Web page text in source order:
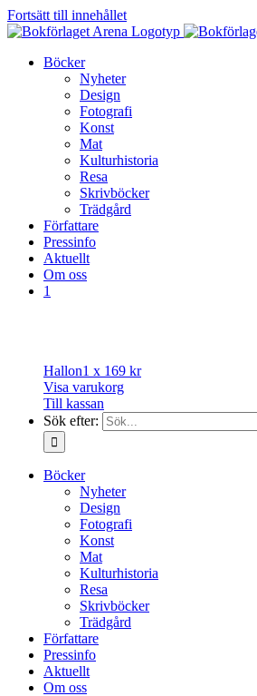
Fortsätt till innehållet
Böcker
Nyheter
Design
Fotografi
Konst
Mat
Kulturhistoria
Resa
Skrivböcker
Trädgård
Författare
Pressinfo
Aktuellt
Om oss
1
Hallon1 x 169 kr
Visa varukorg
Till kassan
Sök efter:
Böcker
Nyheter
Design
Fotografi
Konst
Mat
Kulturhistoria
Resa
Skrivböcker
Trädgård
Författare
Pressinfo
Aktuellt
Om oss